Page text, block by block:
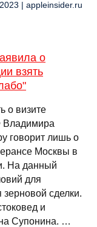
| appleinsider.ru
о
взять
о визите
Владимира
говорит лишь о
Москвы в
На данный
для
сделки.
и
Супонина. …